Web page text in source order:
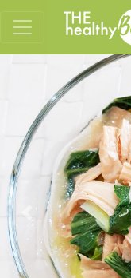
Previous